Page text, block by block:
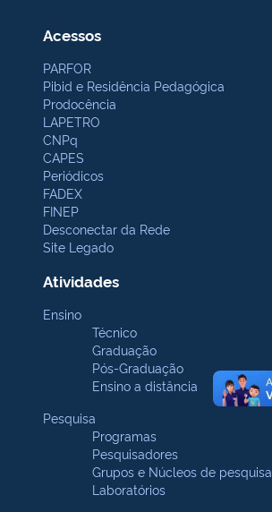
Acessos
PARFOR
Pibid e Residência Pedagógica
Prodocência
LAPETRO
CNPq
CAPES
Periódicos
FADEX
FINEP
Desconectar da Rede
Site Legado
Atividades
Ensino
Técnico
Graduação
Pós-Graduação
Ensino a distância
Pesquisa
Programas
Pesquisadores
Grupos e Núcleos de pesquisa
Laboratórios